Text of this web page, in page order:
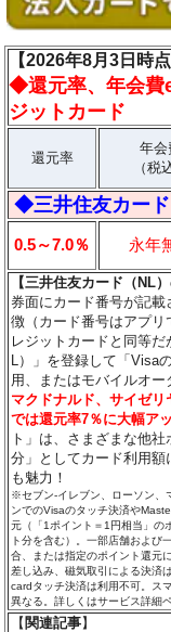
【2026年8月3日時
◆還元率、年会
ジットカード
還元率
年会
（税
◆三井住友カード
0.5～7.0％ 永年
【三井住友カード（NL
券面にカード番号が記
徴（カード番号はアプ
レジットカードと同等
L）」を登録して「Visa
用、またはモバイルオ
マクドナルド、サイゼ
では還元率7％に大幅ア
ト」は、さまざまな他
分」としてカード利用
も魅力！
※セブン‐イレブン、ローソン、
ンでのVisaのタッチ決済や
元（「1ポイント＝1円相当」の
ト分を含む）。一部店舗および
合、または指定のポイント還元
差し込み、磁気取引による決済
cardタッチ決済は利用不可。ス
異なる。詳しくはサービス詳細
【関連記事】